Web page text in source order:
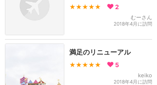
★★★★★ 2
むーさん
2018年4月に訪問
満足のリニューアル
★★★★★ 5
keiko
2018年4月に訪問